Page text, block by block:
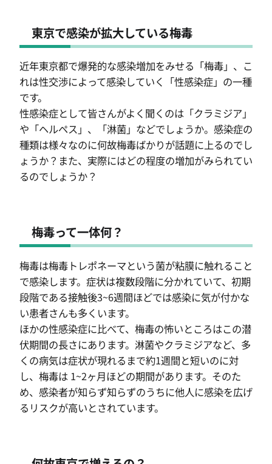
東京で感染が拡大している梅毒
近年東京都で爆発的な感染増加をみせる「梅毒」、こ
れは性交渉によって感染していく「性感染症」の一種
です。
性感染症として皆さんがよく聞くのは「クラミジア」
や「ヘルペス」、「淋菌」などでしょうか。感染症の
種類は様々なのに何故梅毒ばかりが話題に上るのでし
ょうか？また、実際にはどの程度の増加がみられてい
るのでしょうか？
梅毒って一体何？
梅毒は梅毒トレポネーマという菌が粘膜に触れること
で感染します。症状は複数段階に分かれていて、初期
段階である接触後3~6週間ほどでは感染に気が付かな
い患者さんも多くいます。
ほかの性感染症に比べて、梅毒の怖いところはこの潜
伏期間の長さにあります。淋菌やクラミジアなど、多
くの病気は症状が現れるまで約1週間と短いのに対
し、梅毒は 1~2ヶ月ほどの期間があります。そのた
め、感染者が知らず知らずのうちに他人に感染を広げ
るリスクが高いとされています。